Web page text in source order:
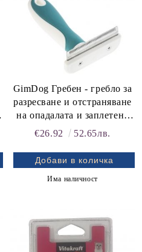
GimDog Гребен - гребло за
разресване и отстраняване
на опадалата и заплетена
козина, р-р L 13,5x16 см
€26.92 52.65лв.
Има наличност